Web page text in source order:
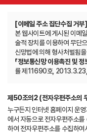
[이메일 주소 집단수집 거부]
본 웹사이트에 게시된 이메
술적 장치를 이용하여 무단
신망법에 의해 형사처벌됨
「정보통신망 이용촉진 및 정
률 제11690호, 2013.3.23,
제50조의2 (전자우편주소의
누구든지 인터넷 홈페이지 운
에서 자동으로 전자우편주소
하여 전자우편주소를 수집하여